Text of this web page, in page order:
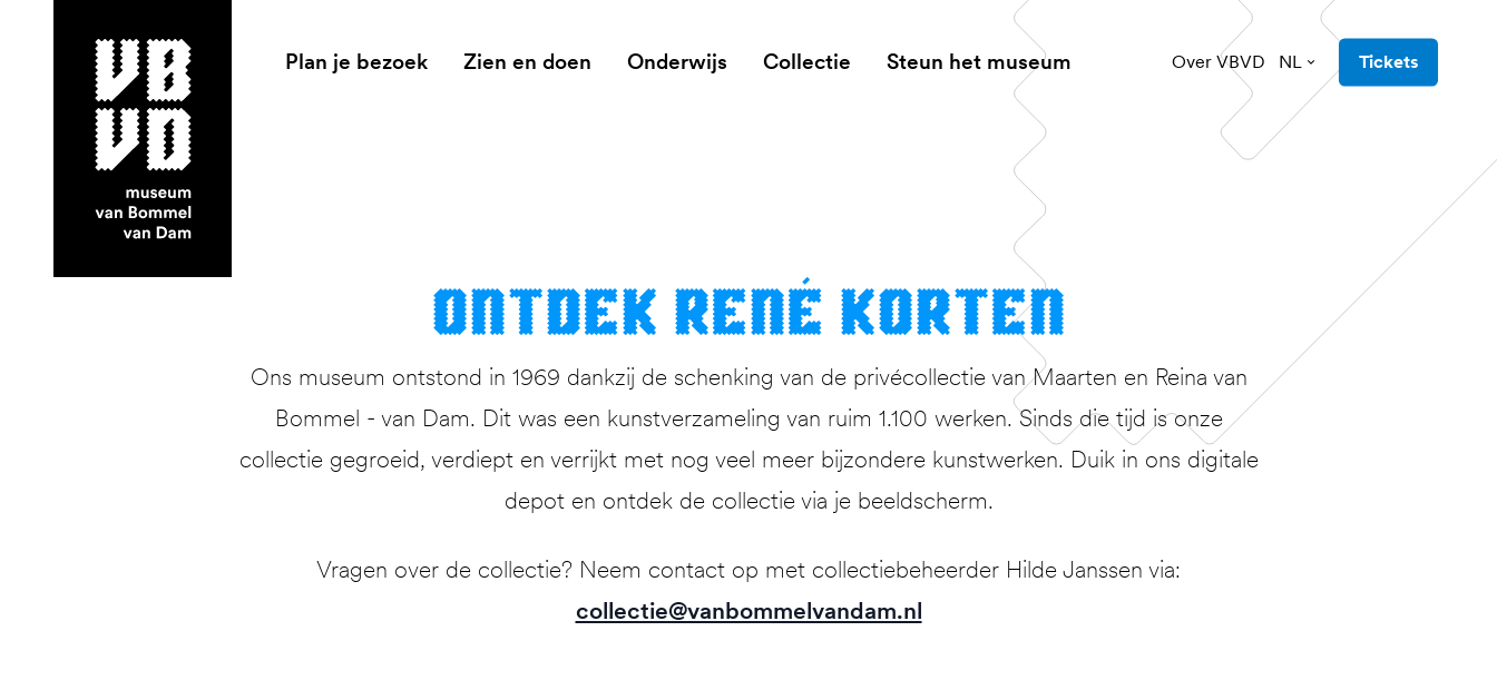
museum van Bommel van Dam
Plan je bezoek Zien en doen Onderwijs Collectie Steun het museum Over VBVD NL Tickets
Ont­dek René Korten
Ons museum ontstond in 1969 dankzij de schenking van de privécollectie van Maarten en Reina van
Bommel - van Dam. Dit was een kunstverzameling van ruim 1.100 werken. Sinds die tijd is onze
collectie gegroeid, verdiept en verrijkt met nog veel meer bijzondere kunstwerken. Duik in ons digitale
depot en ontdek de collectie via je beeldscherm.
Vragen over de collectie? Neem contact op met collectiebeheerder Hilde Janssen via:
collectie@vanbommelvandam.nl